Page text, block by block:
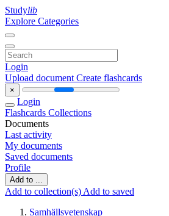
Studylib
Explore Categories
Login
Upload document Create flashcards
×
Login
Flashcards Collections
Documents
Last activity
My documents
Saved documents
Profile
Add to ...
Add to collection(s) Add to saved
Samhällsvetenskap